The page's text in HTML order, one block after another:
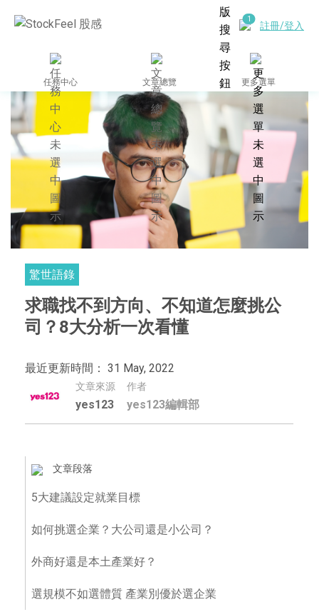
註冊/登入
任務中心 文章總覽 更多選單
驚世語錄
求職找不到方向、不知道怎麼挑公
司？8大分析一次看懂
最近更新時間： 31 May, 2022
文章來源
yes123
作者
yes123編輯部
文章段落
5大建議設定就業目標
如何挑選企業？大公司還是小公司？
外商好還是本土產業好？
選規模不如選體質 產業別優於選企業